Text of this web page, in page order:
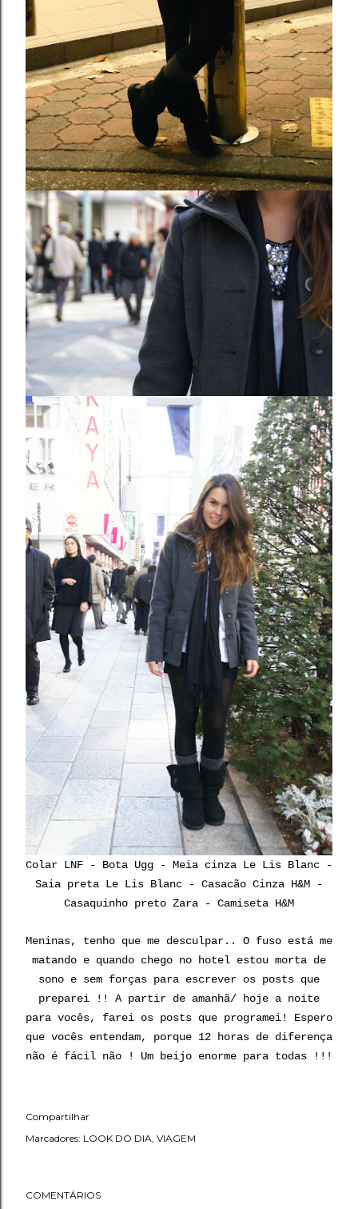
Colar LNF - Bota Ugg - Meia cinza Le Lis Blanc -
Saia preta Le Lis Blanc - Casacão Cinza H&M -
Casaquinho preto Zara - Camiseta H&M
Meninas, tenho que me desculpar.. O fuso está me
matando e quando chego no hotel estou morta de
sono e sem forças para escrever os posts que
preparei !! A partir de amanhã/ hoje a noite
para vocês, farei os posts que programei! Espero
que vocês entendam, porque 12 horas de diferença
não é fácil não ! Um beijo enorme para todas !!!
Compartilhar
Marcadores: LOOK DO DIA VIAGEM
COMENTÁRIOS